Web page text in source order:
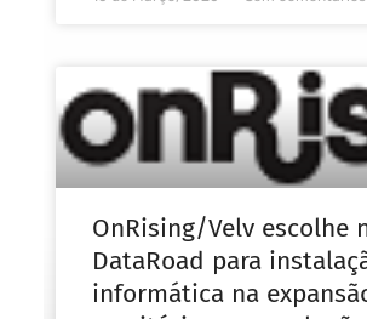
OnRising/Velv escolhe
DataRoad para
informática na